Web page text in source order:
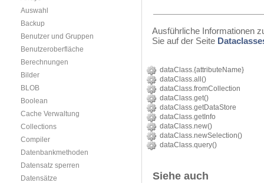
Auswahl
Backup
Benutzer und Gruppen
Benutzeroberfläche
Berechnungen
Bilder
BLOB
Boolean
Cache Verwaltung
Collections
Compiler
Datenbankmethoden
Datensatz sperren
Datensätze
Ausführliche Informationen
Sie auf der Seite
dataClass.{attributeName}
dataClass.all()
dataClass.fromCollection
dataClass.get()
dataClass.getDataStore
dataClass.getInfo
dataClass.new()
dataClass.newSelection()
dataClass.query()
Siehe auch